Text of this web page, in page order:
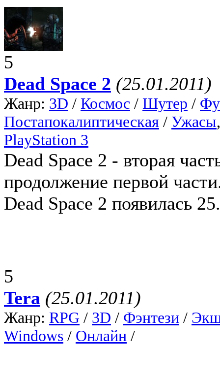
5
Dead Space 2 (25.01.2011)
Жанр: 3D / Космос / Шутер /
Постапокалиптическая / Ужасы
PlayStation 3
Dead Space 2 - вторая
продолжение первой
Dead Space 2 появилась
5
Tera (25.01.2011)
Жанр: RPG / 3D / Фэнтези /
Windows / Онлайн /